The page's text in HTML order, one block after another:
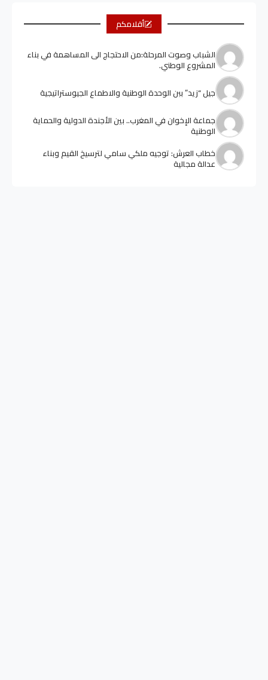
أقلامكم
الشباب وصوت المرحلة:من الاحتجاج الى المساهمة في بناء
المشروع الوطني.
جيل “زيد” ببن الوحدة الوطنية والاطماع الجيوستراتيجية
جماعة الإخوان في المغرب.. بين الأجندة الدولية والحماية
الوطنية
خطاب العرش: توجيه ملكي سامي لترسيخ القيم وبناء
عدالة مجالية